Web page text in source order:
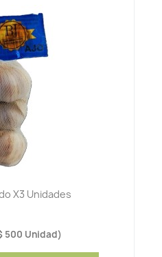
X3 Unidades
500 Unidad)